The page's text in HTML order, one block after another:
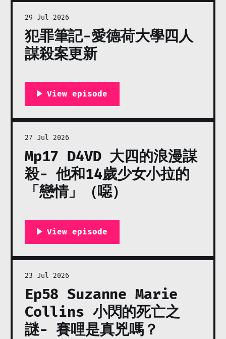
犯罪筆記-愛德荷大學四人
謀殺案更新
29 Jul 2026
Mp17 D4VD 大四的浪漫謀
殺- 他和14歲少女小拉的
「戀情」（噁）
27 Jul 2026
Ep58 Suzanne Marie
Collins 小閃的死亡之
謎- 賽哩是真兇嗎？
23 Jul 2026